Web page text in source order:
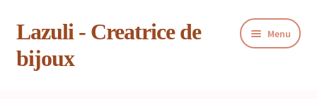
Aller
la
Aller
contenu
Lazuli - Creatrice de
bijoux
Menu